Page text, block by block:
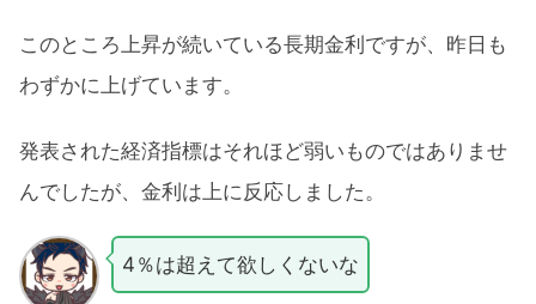
このところ上昇が続いている長期金利ですが、昨日も
わずかに上げています。
発表された経済指標はそれほど弱いものではありませ
んでしたが、金利は上に反応しました。
4％は超えて欲しくないな